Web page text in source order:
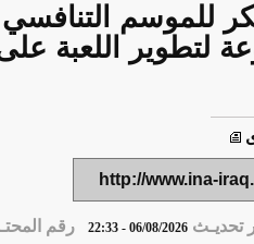
للموسم
لتطوير اللعبة
http://www.ina-
تحديـث06/08/2026 - 22:33 رقم